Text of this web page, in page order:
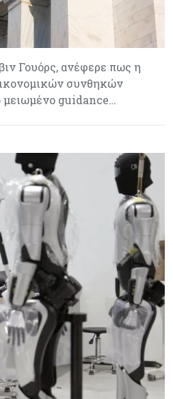
Γουόρς, ανέφερε πως η
συνθηκών
μειωμένο guidance…